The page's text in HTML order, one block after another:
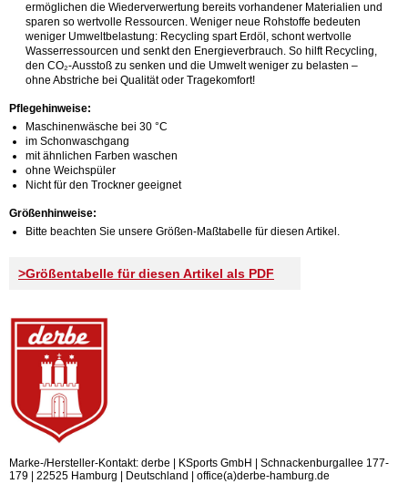
ermöglichen die Wiederverwertung bereits vorhandener Materialien und
sparen so wertvolle Ressourcen. Weniger neue Rohstoffe bedeuten
weniger Umweltbelastung: Recycling spart Erdöl, schont wertvolle
Wasserressourcen und senkt den Energieverbrauch. So hilft Recycling,
den CO₂-Ausstoß zu senken und die Umwelt weniger zu belasten –
ohne Abstriche bei Qualität oder Tragekomfort!
Pflegehinweise:
Maschinenwäsche bei 30 °C
im Schonwaschgang
mit ähnlichen Farben waschen
ohne Weichspüler
Nicht für den Trockner geeignet
Größenhinweise:
Bitte beachten Sie unsere Größen-Maßtabelle für diesen Artikel.
>Größentabelle für diesen Artikel als PDF
Marke-/Hersteller-Kontakt: derbe | KSports GmbH | Schnackenburgallee 177-
179 | 22525 Hamburg | Deutschland | office(a)derbe-hamburg.de